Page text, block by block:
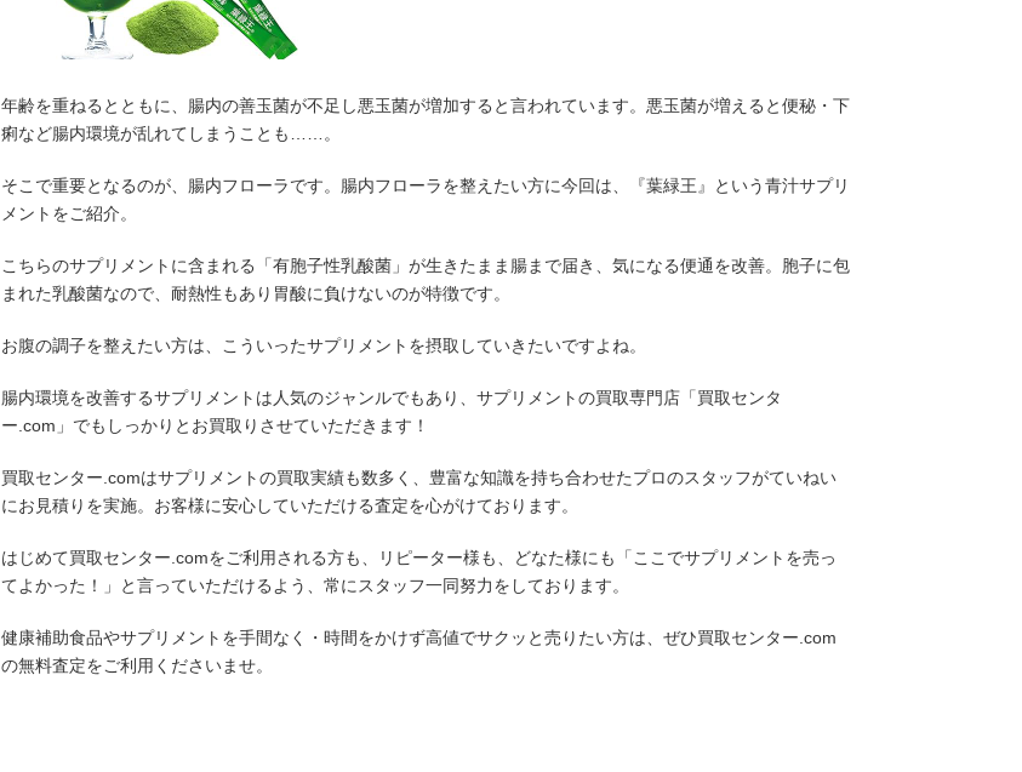
年齢を重ねるとともに、腸内の善玉菌が不足し悪玉菌が増加すると言われています。悪玉菌が増えると便秘・下
痢など腸内環境が乱れてしまうことも……。
そこで重要となるのが、腸内フローラです。腸内フローラを整えたい方に今回は、『葉緑王』という青汁サプリ
メントをご紹介。
こちらのサプリメントに含まれる「有胞子性乳酸菌」が生きたまま腸まで届き、気になる便通を改善。胞子に包
まれた乳酸菌なので、耐熱性もあり胃酸に負けないのが特徴です。
お腹の調子を整えたい方は、こういったサプリメントを摂取していきたいですよね。
腸内環境を改善するサプリメントは人気のジャンルでもあり、サプリメントの買取専門店「買取センタ
ー.com」でもしっかりとお買取りさせていただきます！
買取センター.comはサプリメントの買取実績も数多く、豊富な知識を持ち合わせたプロのスタッフがていねい
にお見積りを実施。お客様に安心していただける査定を心がけております。
はじめて買取センター.comをご利用される方も、リピーター様も、どなた様にも「ここでサプリメントを売っ
てよかった！」と言っていただけるよう、常にスタッフ一同努力をしております。
健康補助食品やサプリメントを手間なく・時間をかけず高値でサクッと売りたい方は、ぜひ買取センター.com
の無料査定をご利用くださいませ。